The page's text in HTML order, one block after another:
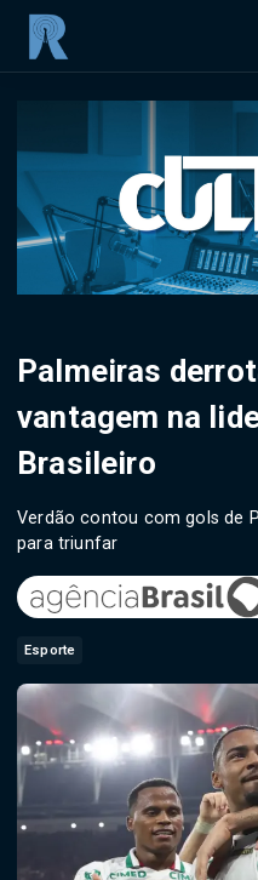
Palmeiras
vantagem na
Brasileiro
Verdão contou com gols de
para triunfar
Esporte